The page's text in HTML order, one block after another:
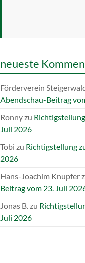
neueste
Förderverein
Abendschau-Beitrag
Ronnyzu
Juli 2026
Tobi zu Richtigstellung
2026
Hans-Joachim Knupfer
Beitrag vom 23. Juli
Jonas B.zu
Juli 2026